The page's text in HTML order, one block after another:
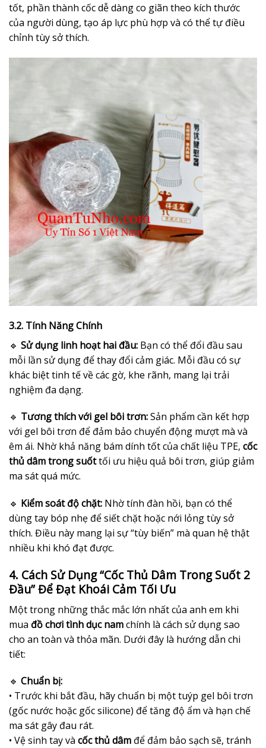
tốt, phần thành cốc dễ dàng co giãn theo kích thước
của người dùng, tạo áp lực phù hợp và có thể tự điều
chỉnh tùy sở thích.
3.2. Tính Năng Chính
🔹 Sử dụng linh hoạt hai đầu: Bạn có thể đổi đầu sau
mỗi lần sử dụng để thay đổi cảm giác. Mỗi đầu có sự
khác biệt tinh tế về các gờ, khe rãnh, mang lại trải
nghiệm đa dạng.
🔹 Tương thích với gel bôi trơn:Sản phẩm cần kết hợp
với gel bôi trơn để đảm bảo chuyển động mượt mà và
êm ái. Nhờ khả năng bám dính tốt của chất liệu TPE, cốc
thủ dâm trong suốttối ưu hiệu quả bôi trơn, giúp giảm
ma sát quá mức.
🔹 Kiểm soát độ chặt: Nhờ tính đàn hồi, bạn có thể
dùng tay bóp nhẹ để siết chặt hoặc nới lỏng tùy sở
thích. Điều này mang lại sự “tùy biến” mà quan hệ thật
nhiều khi khó đạt được.
4. Cách Sử Dụng “Cốc Thủ Dâm Trong Suốt 2
Đầu” Để Đạt Khoái Cảm Tối Ưu
Một trong những thắc mắc lớn nhất của anh em khi
mua đồ chơi tình dục namchính là cách sử dụng sao
cho an toàn và thỏa mãn. Dưới đây là hướng dẫn chi
tiết:
🔹 Chuẩn bị:
• Trước khi bắt đầu, hãy chuẩn bị một tuýp gel bôi trơn
(gốc nước hoặc gốc silicone) để tăng độ ẩm và hạn chế
ma sát gây đau rát.
• Vệ sinh tay và cốc thủ dâm để đảm bảo sạch sẽ, tránh